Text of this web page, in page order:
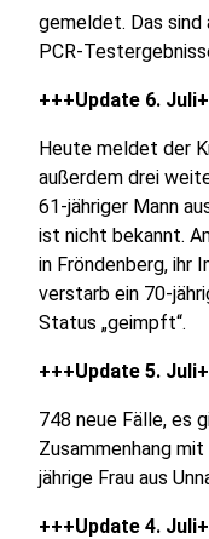
gemeldet. Das
PCR-
+++Update 6.
Heute meldet der
außerdem drei
61-jähriger Mann
ist nicht bekannt.
in Fröndenberg, ihr
verstarb ein 70-
Status „geimpft“.
+++Update 5.
748 neue Fälle, es
Zusammenhang
jährige Frau aus
+++Update 4.